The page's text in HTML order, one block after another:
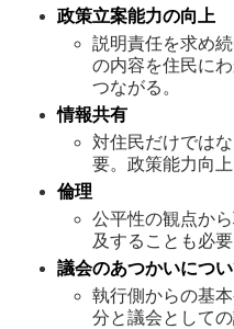
政策立案能力の向上
説明責任を求め
の内容を住民に
つながる。
情報共有
対住民だけでは
要。政策能力向上
倫理
公平性の観点か
及することも必要
議会のあつかいにつ
執行側からの基
分と議会として